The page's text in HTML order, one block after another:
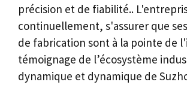
précision et de fiabilité..
continuellement, s'assurer que
de fabrication sont à la pointe de
témoignage de l’écosystème
dynamique et dynamique de